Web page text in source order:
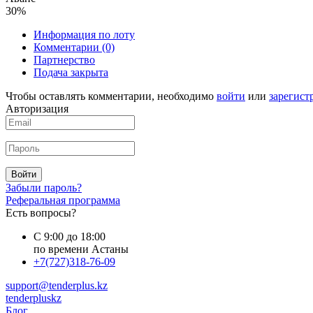
30%
Информация по лоту
Комментарии (0)
Партнерство
Подача закрыта
Чтобы оставлять комментарии, необходимо войти или
Авторизация
Войти
Забыли пароль?
Реферальная программа
Есть вопросы?
С 9:00 до 18:00
по времени Астаны
+7(727)318-76-09
support@tenderplus.kz
tenderpluskz